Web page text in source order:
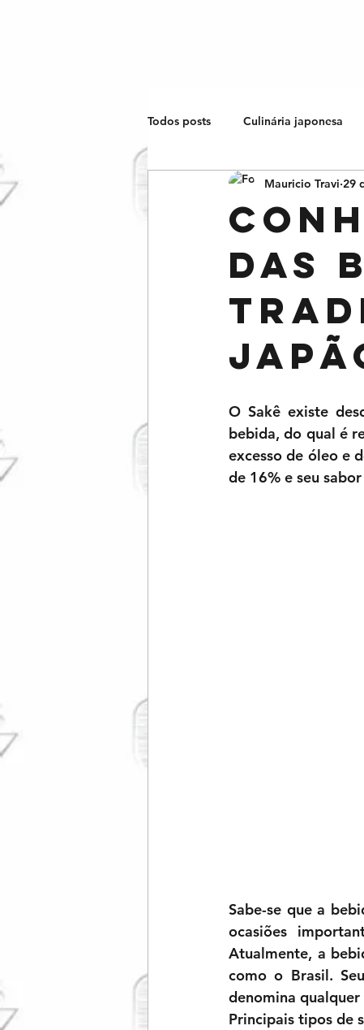
Todos posts Culinária japonesa
Esportes japoneses O Japão
das
Mauricio Travi 29
O Sakê existe
bebida, do qual é
excesso de óleo e
de 16% e seu
Sabe-se que a
ocasiões
Atualmente, a
como o Brasil.
denomina
Principais tipos de